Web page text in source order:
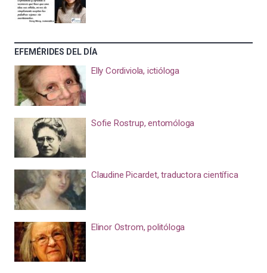
EFEMÉRIDES DEL DÍA
Elly Cordiviola, ictióloga
Sofie Rostrup, entomóloga
Claudine Picardet, traductora científica
Elinor Ostrom, politóloga